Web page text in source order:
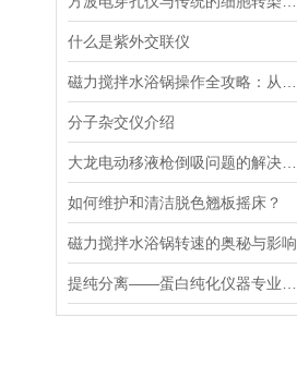
什么是紫外交联仪
分子杂交仪介绍
如何维护和清洁脱色翘板摇床？
磁力搅拌水浴锅转速的奥秘与影响